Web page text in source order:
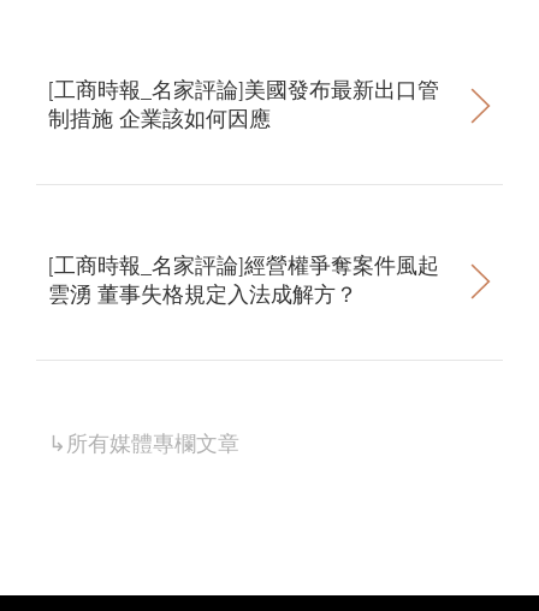
[工商時報_名家評論]美國發布最新出口管
制措施 企業該如何因應
[工商時報_名家評論]經營權爭奪案件風起
雲湧 董事失格規定入法成解方？
↳所有媒體專欄文章